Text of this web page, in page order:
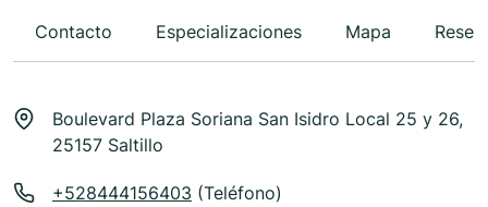
Contacto Especializaciones Mapa
Boulevard Plaza Soriana San Isidro Local 25 y 26,
25157 Saltillo
+528444156403 (Teléfono)